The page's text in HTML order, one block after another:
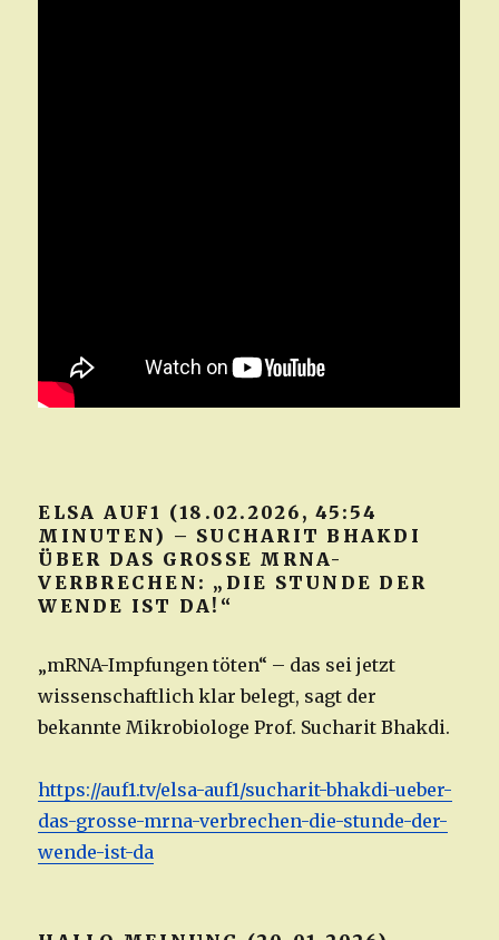
ELSA AUF1 (18.02.2026, 45:54
MINUTEN) – SUCHARIT BHAKDI
ÜBER DAS GROSSE MRNA-V
ERBRECHEN: „DIE STUNDE DER W
ENDE IST DA!“
„mRNA-Impfungen töten“ – das sei jetzt
wissenschaftlich klar belegt, sagt der
bekannte Mikrobiologe Prof. Sucharit Bhakdi.
https://auf1.tv/elsa-auf1/sucharit-bhakdi-ueber-
das-grosse-mrna-verbrechen-die-stunde-der-
wende-ist-da